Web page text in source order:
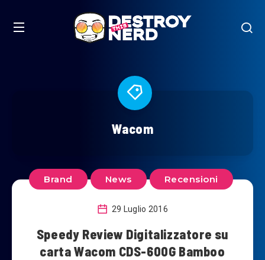
Wacom
Brand News Recensioni
29 Luglio 2016
Speedy Review Digitalizzatore su
carta Wacom CDS-600G Bamboo